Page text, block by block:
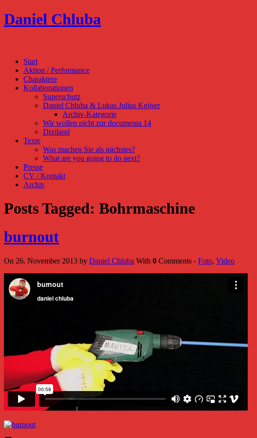
Daniel Chluba
Start
Aktion / Performance
Charaktere
Kollaborationen
Superschutz
Daniel Chluba & Lukas Julius Keijser
Archiv-Kategorie
Wir wollen nicht zur documenta 14
Dixiland
Texte
Was machen Sie als nächstes?
What are you going to do next?
Presse
CV / Kontakt
Archiv
Posts Tagged: Bohrmaschine
burnout
On 26. November 2013 by Daniel Chluba With 0 Comments - Foto, Video